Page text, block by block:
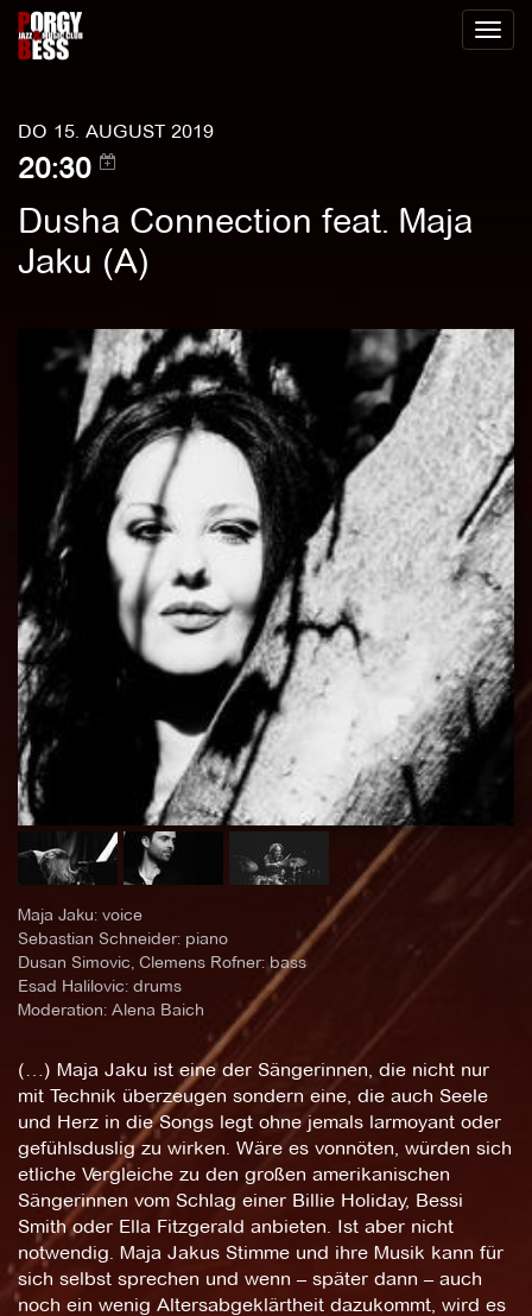
Toggle
DO 15. AUGUST 2019
20:30
Dusha Connection feat. Maja
Jaku (A)
Maja Jaku: voice
Sebastian Schneider: piano
Dusan Simovic, Clemens Rofner: bass
Esad Halilovic: drums
Moderation: Alena Baich
(…) Maja Jaku ist eine der Sängerinnen, die nicht nur
mit Technik überzeugen sondern eine, die auch Seele
und Herz in die Songs legt ohne jemals larmoyant oder
gefühlsduslig zu wirken. Wäre es vonnöten, würden sich
etliche Vergleiche zu den großen amerikanischen
Sängerinnen vom Schlag einer Billie Holiday, Bessi
Smith oder Ella Fitzgerald anbieten. Ist aber nicht
notwendig. Maja Jakus Stimme und ihre Musik kann für
sich selbst sprechen und wenn – später dann – auch
noch ein wenig Altersabgeklärtheit dazukommt, wird es